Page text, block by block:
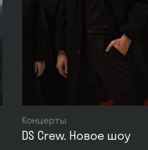
Концерты
DS Crew. Новое шоу